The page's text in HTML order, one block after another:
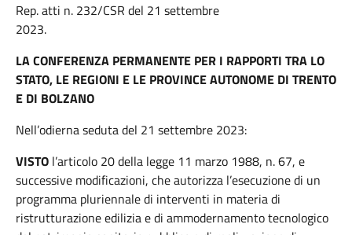
Rep. atti n. 232/CSR del 21 settembre
2023.
LA CONFERENZA PERMANENTE PER I RAPPORTI TRA LO
STATO, LE REGIONI E LE PROVINCE AUTONOME DI TRENTO
E DI BOLZANO
Nell’odierna seduta del 21 settembre 2023:
VISTO l’articolo 20 della legge 11 marzo 1988, n. 67, e
successive modificazioni, che autorizza l’esecuzione di un
programma pluriennale di interventi in materia di
ristrutturazione edilizia e di ammodernamento tecnologico